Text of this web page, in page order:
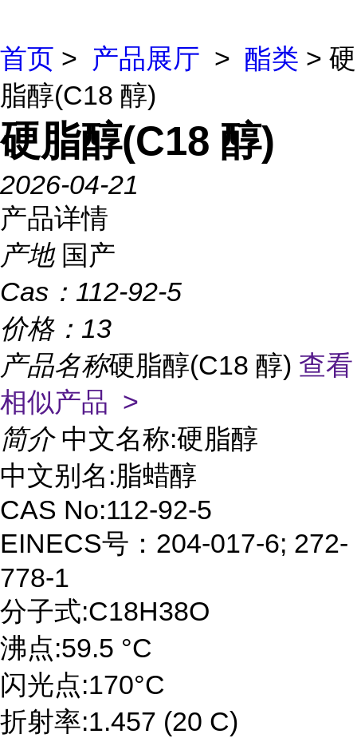
首页 > 产品展厅 > 酯类 > 硬
脂醇(C18 醇)
硬脂醇(C18 醇)
2026-04-21
产品详情
产地 国产
Cas： 112-92-5
价格： 13
产品名称硬脂醇(C18 醇) 查看
相似产品 >
简介 中文名称:硬脂醇
中文别名:脂蜡醇
CAS No:112-92-5
EINECS号：204-017-6; 272-
778-1
分子式:C18H38O
沸点:59.5 °C
闪光点:170°C
折射率:1.457 (20 C)